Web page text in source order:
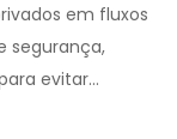
em fluxos
segurança,
evitar